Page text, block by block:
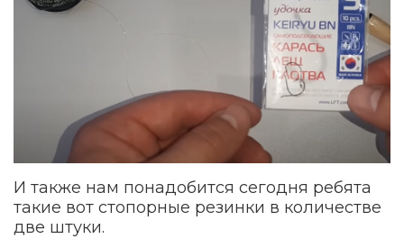
И также нам понадобится сегодня ребята
такие вот стопорные резинки в количестве
две штуки.